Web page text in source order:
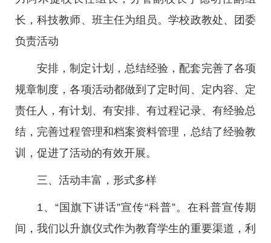
长，科技教师、班主任为组员。学校政教处、团委
负责活动
安排，制定计划，总结经验，配套完善了各项
规章制度，各项活动都做到了定时间、定内容、定
责任人，有计划、有安排、有过程记录、有经验总
结，完善过程管理和档案资料管理，总结了经验教
训，促进了活动的有效开展。
三、活动丰富，形式多样
1、“国旗下讲话”宣传“科普”。在科普宣传期
间，我们以升旗仪式作为教育学生的重要渠道，利